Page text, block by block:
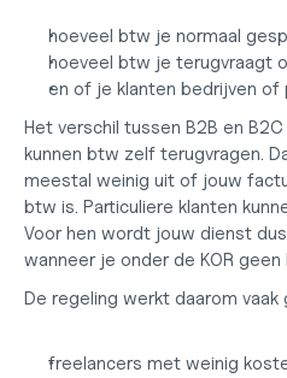
hoeveel btw je normaal
hoeveel btw je terugvraagt
en of je klanten bedrijven of
Het verschil tussen B2B en
kunnen btw zelf terugvragen.
meestal weinig uit of jouw
btw is. Particuliere klanten
Voor hen wordt jouw dienst
wanneer je onder de KOR
De regeling werkt daarom vaak
freelancers met weinig